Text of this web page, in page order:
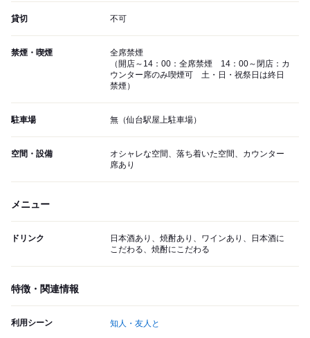
貸切 不可
禁煙・喫煙
全席禁煙
（開店～14：00：全席禁煙 14：00～閉店：カ
ウンター席のみ喫煙可 土・日・祝祭日は終日
禁煙）
駐車場 無（仙台駅屋上駐車場）
空間・設備
オシャレな空間、落ち着いた空間、カウンター
席あり
メニュー
ドリンク
日本酒あり、焼酎あり、ワインあり、日本酒に
こだわる、焼酎にこだわる
特徴・関連情報
利用シーン 知人・友人と